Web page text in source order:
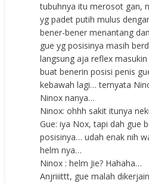
tubuhnya itu merosot gan,
yg padet putih mulus
bener-bener menantang
gue yg posisinya masih
langsung aja reflex
buat benerin posisi penis
kebawah lagi… ternyata
Ninox nanya…
Ninox: ohhh sakit itunya
Gue: iya Nox, tapi dah gue
posisinya… udah enak nih
helm nya…
Ninox : helm Jie? Hahaha…
Anjriiittt, gue malah